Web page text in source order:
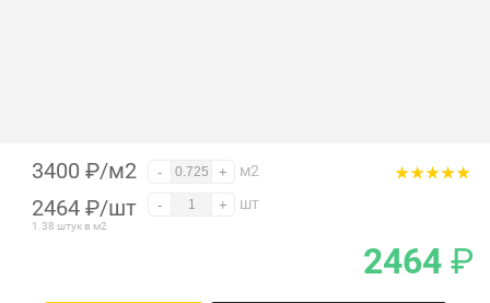
3400 ₽/м2 - + м2
2464 ₽/шт
1.38 штук в м2
- + шт
2464 ₽